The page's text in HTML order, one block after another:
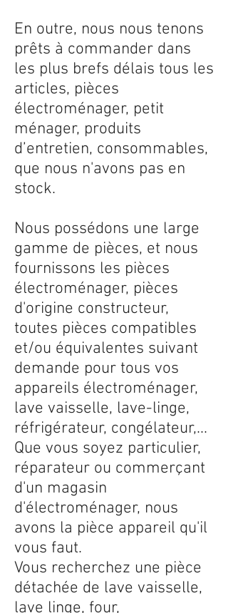
En outre, nous nous tenons
prêts à commander dans
les plus brefs délais tous les
articles, pièces
électroménager, petit
ménager, produits
d’entretien, consommables,
que nous n'avons pas en
stock.
Nous possédons une large
gamme de pièces, et nous
fournissons les pièces
électroménager, pièces
d'origine constructeur,
toutes pièces compatibles
et/ou équivalentes suivant
demande pour tous vos
appareils électroménager,
lave vaisselle, lave-linge,
réfrigérateur, congélateur,...
Que vous soyez particulier,
réparateur ou commerçant
d'un magasin
d'électroménager, nous
avons la pièce appareil qu'il
vous faut.
Vous recherchez une pièce
détachée de lave vaisselle,
lave linge, four,